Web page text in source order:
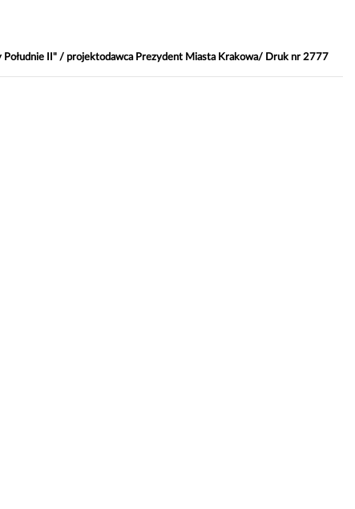
Południe II" / projektodawca Prezydent Miasta Krakowa/ Druk nr 2777